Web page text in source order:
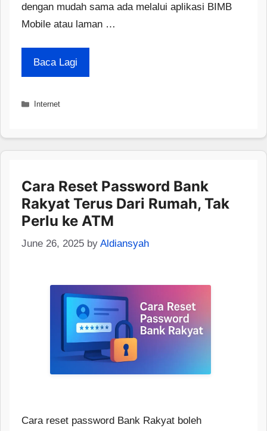
dengan mudah sama ada melalui aplikasi BIMB
Mobile atau laman …
Baca Lagi
Categories
Internet
Cara Reset Password Bank
Rakyat Terus Dari Rumah, Tak
Perlu ke ATM
June 26, 2025 by Aldiansyah
Cara reset password Bank Rakyat boleh